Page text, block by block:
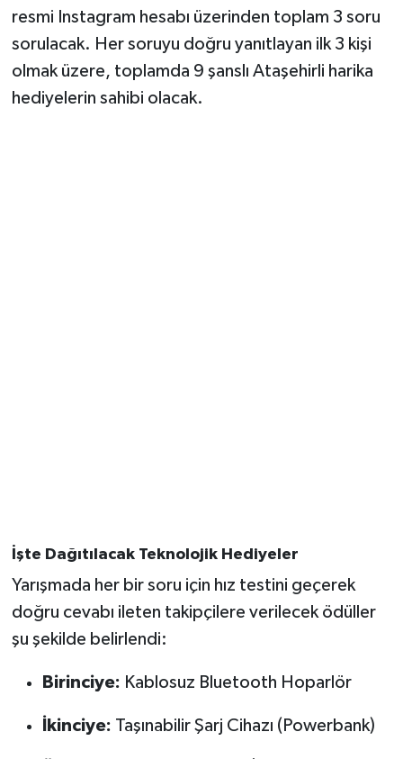
resmi Instagram hesabı üzerinden toplam 3 soru
sorulacak. Her soruyu doğru yanıtlayan ilk 3 kişi
olmak üzere, toplamda 9 şanslı Ataşehirli harika
hediyelerin sahibi olacak.
İşte Dağıtılacak Teknolojik Hediyeler
Yarışmada her bir soru için hız testini geçerek
doğru cevabı ileten takipçilere verilecek ödüller
şu şekilde belirlendi:
Birinciye: Kablosuz Bluetooth Hoparlör
İkinciye: Taşınabilir Şarj Cihazı (Powerbank)